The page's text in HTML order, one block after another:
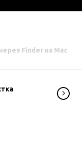
Finder на Mac